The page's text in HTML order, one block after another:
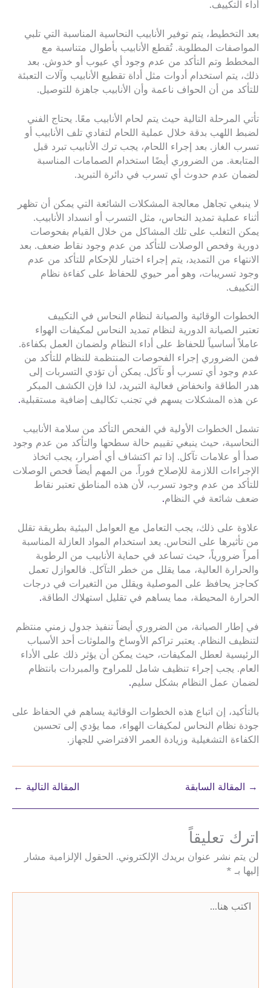
أداء التكييف.
بعد التخطيط، يتم توفير الأنابيب النحاسية المناسبة التي تلبي
المواصفات المطلوبة. تُقطع الأنابيب بأطوال متناسبة مع
المخطط وتم التأكد من عدم وجود أي عيوب أو خدوش. بعد
ذلك، يتم استخدام أدوات مثل أداة تقطيع الأنابيب وآلات التعبئة
للتأكد من أن الحواف ناعمة وأن الأنابيب جاهزة للتوصيل.
تأتي المرحلة التالية حيث يتم لحام الأنابيب معًا. يحتاج الفني
لضبط اللهب بدقة خلال عملية اللحام لتفادي تلف الأنابيب أو
تسرب الغاز. بعد إجراء اللحام، يجب ترك الأنابيب تبرد قبل
المتابعة. من الضروري أيضًا استخدام الصمامات المناسبة
لضمان عدم حدوث أي تسرب في دائرة التبريد.
لا ينبغي تجاهل معالجة المشكلات الشائعة التي يمكن أن تظهر
أثناء عملية تمديد النحاس، مثل التسرب أو انسداد الأنابيب.
يمكن التغلب على تلك المشاكل من خلال القيام بفحوصات
دورية وفحص الوصلات للتأكد من عدم وجود نقاط ضعف. بعد
الانتهاء من التمديد، يتم إجراء اختبار للإحكام للتأكد من عدم
وجود تسريبات، وهو أمر حيوي للحفاظ على كفاءة نظام
التكييف.
الخطوات الوقائية والصيانة لنظام النحاس في التكييف
تعتبر الصيانة الدورية لنظام تمديد النحاس لمكيفات الهواء
عاملاً أساسياً للحفاظ على أداء النظام ولضمان العمل بكفاءة.
فمن الضروري إجراء الفحوصات المنتظمة للنظام للتأكد من
عدم وجود أي تسرب أو تآكل. يمكن أن تؤدي التسربات إلى
هدر الطاقة وانخفاض فعالية التبريد، لذا فإن الكشف المبكر
عن هذه المشكلات يسهم في تجنب تكاليف إضافية مستقبلية.
تشمل الخطوات الأولية في الفحص التأكد من سلامة الأنابيب
النحاسية، حيث ينبغي تقييم حالة سطحها والتأكد من عدم وجود
صدأ أو علامات تآكل. إذا تم اكتشاف أي أضرار، يجب اتخاذ
الإجراءات اللازمة للإصلاح فوراً. من المهم أيضاً فحص الوصلات
للتأكد من عدم وجود تسرب، لأن هذه المناطق تعتبر نقاط
ضعف شائعة في النظام.
علاوة على ذلك، يجب التعامل مع العوامل البيئية بطريقة تقلل
من تأثيرها على النحاس. يعد استخدام المواد العازلة المناسبة
أمراً ضرورياً، حيث تساعد في حماية الأنابيب من الرطوبة
والحرارة العالية، مما يقلل من خطر التآكل. فالعوازل تعمل
كحاجز يحافظ على الموصلية ويقلل من التغيرات في درجات
الحرارة المحيطة، مما يساهم في تقليل استهلاك الطاقة.
في إطار الصيانة، من الضروري أيضاً تنفيذ جدول زمني منتظم
لتنظيف النظام. يعتبر تراكم الأوساخ والملوثات أحد الأسباب
الرئيسية لعطل المكيفات، حيث يمكن أن يؤثر ذلك على الأداء
العام. يجب إجراء تنظيف شامل للمراوح والمبردات بانتظام
لضمان عمل النظام بشكل سليم.
بالتأكيد، إن اتباع هذه الخطوات الوقائية يساهم في الحفاظ على
جودة نظام النحاس لمكيفات الهواء، مما يؤدي إلى تحسين
الكفاءة التشغيلية وزيادة العمر الافتراضي للجهاز.
→ المقالة السابقة المقالة التالية ←
اترك تعليقاً
لن يتم نشر عنوان بريدك الإلكتروني.
الحقول الإلزامية مشار
إليها بـ *
هنا...